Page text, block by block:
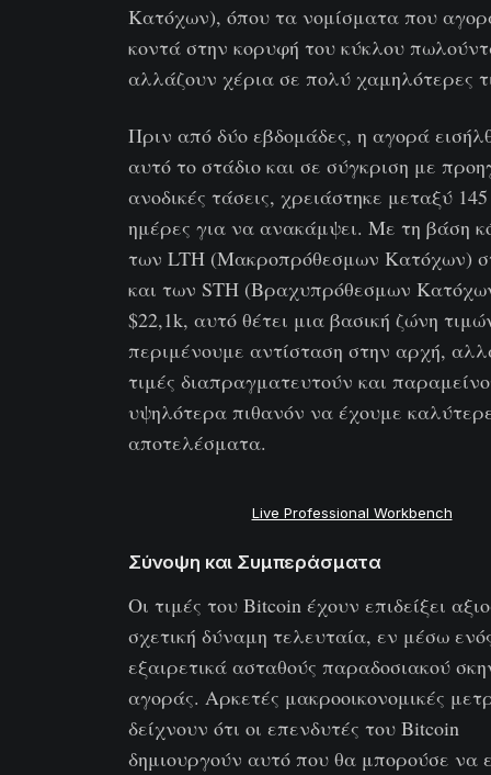
Κατόχων), όπου τα νομίσματα που
κοντά στην κορυφή του κύκλου
αλλάζουν χέρια σε πολύ χαμηλότερες
Πριν από δύο εβδομάδες, η αγορά
αυτό το στάδιο και σε σύγκριση με
ανοδικές τάσεις, χρειάστηκε μεταξύ
ημέρες για να ανακάμψει. Με τη βάση
των LTH (Μακροπρόθεσμων Κατόχων)
και των STH (Βραχυπρόθεσμων
$22,1k, αυτό θέτει μια βασική ζώνη
περιμένουμε αντίσταση στην αρχή,
τιμές διαπραγματευτούν και
υψηλότερα πιθανόν να έχουμε
αποτελέσματα.
Live Professional Workbench
Σύνοψη και Συμπεράσματα
Οι τιμές του Bitcoin έχουν επιδείξει
σχετική δύναμη τελευταία, εν μέσω
εξαιρετικά ασταθούς παραδοσιακού
αγοράς. Αρκετές μακροοικονομικές
δείχνουν ότι οι επενδυτές του Bitcoin
δημιουργούν αυτό που θα μπορούσε να